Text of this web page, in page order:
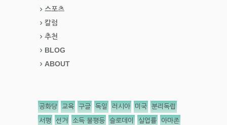
스포츠
칼럼
추천
BLOG
ABOUT
공화당 교육 구글 독일 러시아 미국 분리독립
서평 선거 소득 불평등 슬로데이 실업률 아마존